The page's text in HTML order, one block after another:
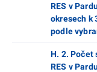
RES v
okresech k
podle
H. 2. Počet
RES v